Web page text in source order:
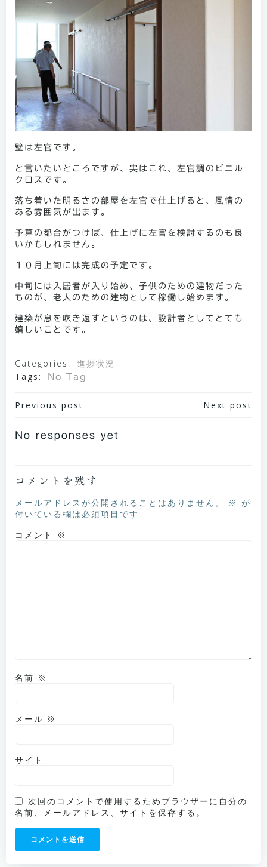
壁は左官です。
と言いたいところですが、実はこれ、左官調のビニル
クロスです。
落ち着いた明るさの部屋を左官で仕上げると、風情の
ある雰囲気が出ます。
予算の都合がつけば、仕上げに左官を検討するのも良
いかもしれません。
１０月上旬には完成の予定です。
中旬には入居者が入り始め、子供のための建物だった
ものが、老人のための建物として稼働し始めます。
建築が息を吹き返すというのは、設計者としてとても
嬉しいことです。
Categories:
進捗状況
Tags:
No Tag
投
稿
ゲ
ー
シ
ョ
Previous post
ー
シ
Next post
No responses yet
コメントを残す
メールアドレスが公開されることはありません。 ※ が
付いている欄は必須項目です
コメント
※
名前 ※
メール ※
サイト
次回のコメントで使用するためブラウザーに自分の
名前、メールアドレス、サイトを保存する。